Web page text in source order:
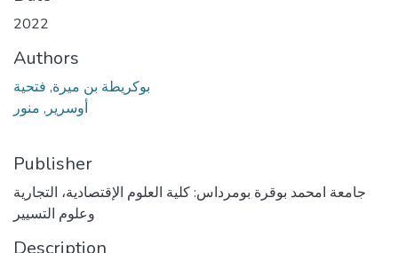
2022
Authors
بوكريطة بن ميرة, فتحية
أوسرير, منور
Publisher
جامعة امحمد بوقرة بومرداس: كلية العلوم الإقتصادية، التجارية
وعلوم التسيير
Description